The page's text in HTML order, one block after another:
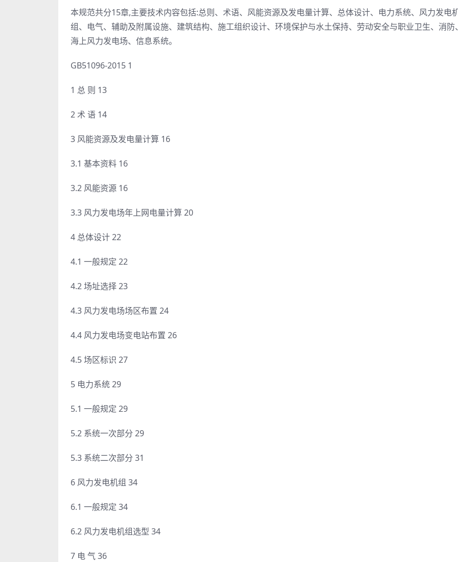
本规范共分15章,主要技术内容包括:总则、术语、风能资源及发电量计算、总体设计、电力系统、风力发电
组、电气、辅助及附属设施、建筑结构、施工组织设计、环境保护与水土保持、劳动安全与职业卫生、消防
海上风力发电场、信息系统。
GB51096-2015 1
1 总 则 13
2 术 语 14
3 风能资源及发电量计算 16
3.1 基本资料 16
3.2 风能资源 16
3.3 风力发电场年上网电量计算 20
4 总体设计 22
4.1 一般规定 22
4.2 场址选择 23
4.3 风力发电场场区布置 24
4.4 风力发电场变电站布置 26
4.5 场区标识 27
5 电力系统 29
5.1 一般规定 29
5.2 系统一次部分 29
5.3 系统二次部分 31
6 风力发电机组 34
6.1 一般规定 34
6.2 风力发电机组选型 34
7 电 气 36